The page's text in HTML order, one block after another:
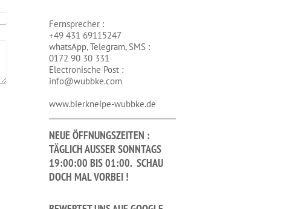
Fernsprecher :
+49 431 69115247
whatsApp, Telegram, SMS :
0172 90 30 331
Electronische Post :
info@wubbke.com
www.bierkneipe-wubbke.de
NEUE ÖFFNUNGSZEITEN :
TÄGLICH AUSSER SONNTAGS 1
9:00:00 BIS 01:00. SCHAU D
OCH MAL VORBEI !